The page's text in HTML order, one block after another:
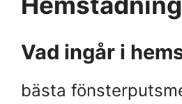
Vad ingår i
bästa